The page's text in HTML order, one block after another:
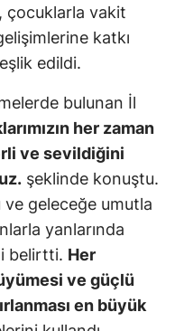
çocuklarla vakit
katkı
edildi.
bulunan İl
her zaman
ve sevildiğini
şeklinde konuştu.
ve geleceğe umutla
yanlarında
belirtti. Her
ve güçlü
en büyük